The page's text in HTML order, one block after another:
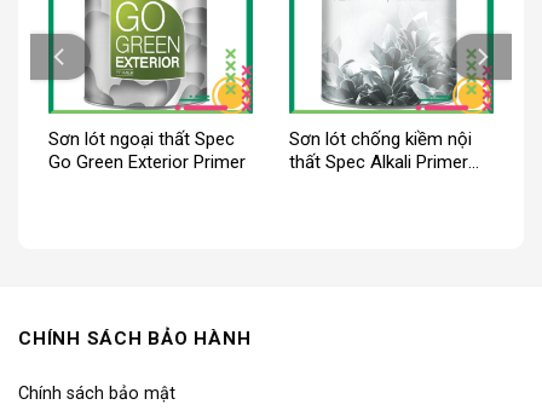
Sơn lót ngoại thất Spec
Go Green Exterior Primer
Sơn lót chống kiềm nội
thất Spec Alkali Primer
CHÍNH SÁCH BẢO HÀNH
Chính sách bảo mật